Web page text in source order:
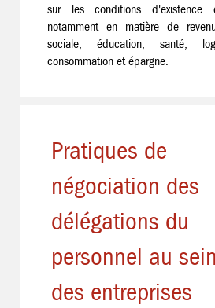
sur les conditions d'existence
notamment en matière de
sociale, éducation, santé,
consommation et épargne.
Pratiques de
négociation des
délégations du
personnel au sein
des entreprises